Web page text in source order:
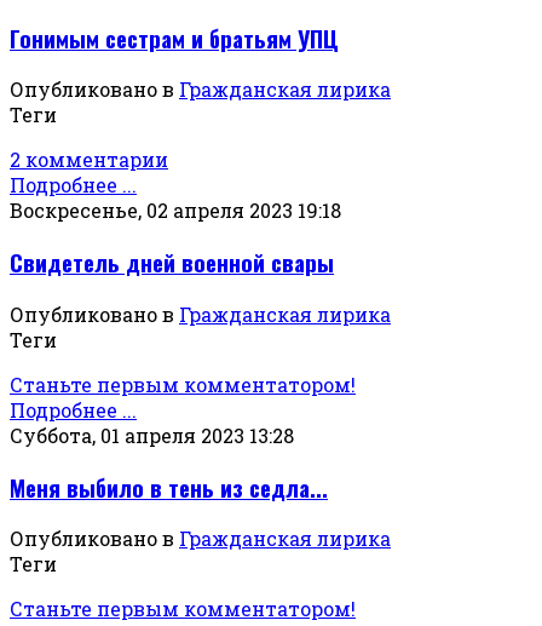
Гонимым сестрам и братьям УПЦ
Опубликовано в Гражданская лирика
Теги
2 комментарии
Подробнее ...
Воскресенье, 02 апреля 2023 19:18
Свидетель дней военной свары
Опубликовано в Гражданская лирика
Теги
Станьте первым комментатором!
Подробнее ...
Суббота, 01 апреля 2023 13:28
Меня выбило в тень из седла...
Опубликовано в Гражданская лирика
Теги
Станьте первым комментатором!